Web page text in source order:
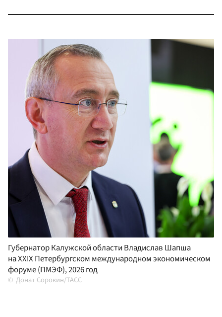
Губернатор Калужской области Владислав Шапша
на XXIX Петербургском международном экономическом
форуме (ПМЭФ), 2026 год
Донат Сорокин/ТАСС